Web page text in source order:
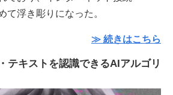
て浮き彫りになった。
≫ 続きはこちら
テキストを認識できるAIアルゴリ